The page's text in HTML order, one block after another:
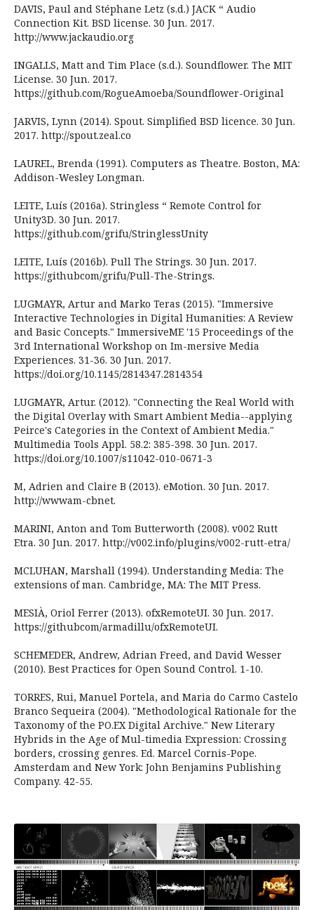
DAVIS, Paul and Stéphane Letz (s.d.) JACK “ Audio
Connection Kit. BSD license. 30 Jun. 2017.
http://www.jackaudio.org
INGALLS, Matt and Tim Place (s.d.). Soundflower. The MIT
License. 30 Jun. 2017.
https://github.com/RogueAmoeba/Soundflower-Original
JARVIS, Lynn (2014). Spout. Simplified BSD licence. 30 Jun.
2017. http://spout.zeal.co
LAUREL, Brenda (1991). Computers as Theatre. Boston, MA:
Addison-Wesley Longman.
LEITE, Luís (2016a). Stringless “ Remote Control for
Unity3D. 30 Jun. 2017.
https://github.com/grifu/StringlessUnity
LEITE, Luís (2016b). Pull The Strings. 30 Jun. 2017.
https://githubcom/grifu/Pull-The-Strings.
LUGMAYR, Artur and Marko Teras (2015). "Immersive
Interactive Technologies in Digital Humanities: A Review
and Basic Concepts." ImmersiveME '15 Proceedings of the
3rd International Workshop on Im-mersive Media
Experiences. 31-36. 30 Jun. 2017.
https://doi.org/10.1145/2814347.2814354
LUGMAYR, Artur. (2012). "Connecting the Real World with
the Digital Overlay with Smart Ambient Media--applying
Peirce's Categories in the Context of Ambient Media."
Multimedia Tools Appl. 58.2: 385-398. 30 Jun. 2017.
https://doi.org/10.1007/s11042-010-0671-3
M, Adrien and Claire B (2013). eMotion. 30 Jun. 2017.
http://wwwam-cbnet.
MARINI, Anton and Tom Butterworth (2008). v002 Rutt
Etra. 30 Jun. 2017. http://v002.info/plugins/v002-rutt-etra/
MCLUHAN, Marshall (1994). Understanding Media: The
extensions of man. Cambridge, MA: The MIT Press.
MESIÀ, Oriol Ferrer (2013). ofxRemoteUI. 30 Jun. 2017.
https://githubcom/armadillu/ofxRemoteUI.
SCHEMEDER, Andrew, Adrian Freed, and David Wesser
(2010). Best Practices for Open Sound Control. 1-10.
TORRES, Rui, Manuel Portela, and Maria do Carmo Castelo
Branco Sequeira (2004). "Methodological Rationale for the
Taxonomy of the PO.EX Digital Archive." New Literary
Hybrids in the Age of Mul-timedia Expression: Crossing
borders, crossing genres. Ed. Marcel Cornis-Pope.
Amsterdam and New York: John Benjamins Publishing
Company. 42-55.